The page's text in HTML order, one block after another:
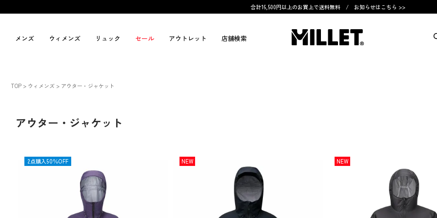
合計16,500円以上のお買上で送料無料 / お知らせはこちら >>
メンズ ウィメンズ リュック セール アウトレット 店舗検索
TOP ウィメンズ アウター・ジャケット
アウター・ジャケット
SALE
2点購入50％OFF NEW NEW